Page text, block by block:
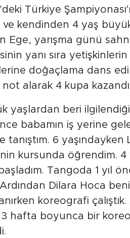
Türkiye
ve kendinden 4 yaş
Ege, yarışma günü
yanı sıra
doğaçlama dans
alarak 4 kupa
yaşlardan beri
babamın iş yerine
tanıştım. 6
kursunda öğrendim. 4
Tangoda 1 yıl
Dilara Hoca beni
koreografi
3 hafta boyunca bir